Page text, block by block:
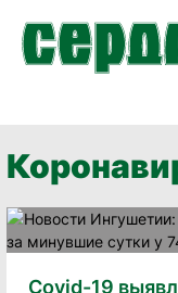
Covid-19